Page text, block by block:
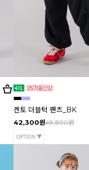
겐토 더블턱 팬츠_BK
42,300원49,800원